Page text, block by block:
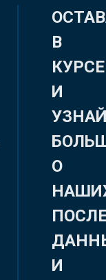
В
КУРСЕ
И
О
И